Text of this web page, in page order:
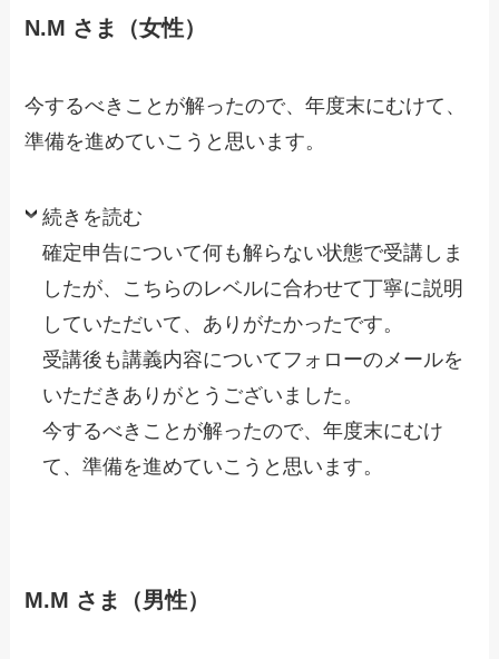
N.M さま（女性）
今するべきことが解ったので、年度末にむけて、
準備を進めていこうと思います。
続きを読む
確定申告について何も解らない状態で受講しま
したが、こちらのレベルに合わせて丁寧に説明
していただいて、ありがたかったです。
受講後も講義内容についてフォローのメールを
いただきありがとうございました。
今するべきことが解ったので、年度末にむけ
て、準備を進めていこうと思います。
M.M さま（男性）